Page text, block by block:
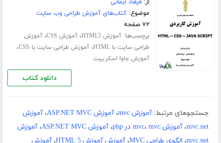
از:فرهاد ایمانی
موضوع:کتاب‌های آموزش طراحی وب سایت
۷۲ صفحه
برچسب‌ها:آموزش HTML5 ،آموزش CSS ،آموزش
طراحی سایت با HTML
،آموزش طراحی سایت با CSS ،
آموزش جاوا اسکریپت
دانلود کتاب
جستجوهای مرتبط: آموزش mvc ،آموزش ASP.NET MVC ،آموزش
mvc.net،آموزش mvc ، mvc در php ،آموزش ASP.NET MVC ،آموزش
mvc.net، الگوی طراحی MVC ،آموزش آموزش HTML 5 ،آموزش